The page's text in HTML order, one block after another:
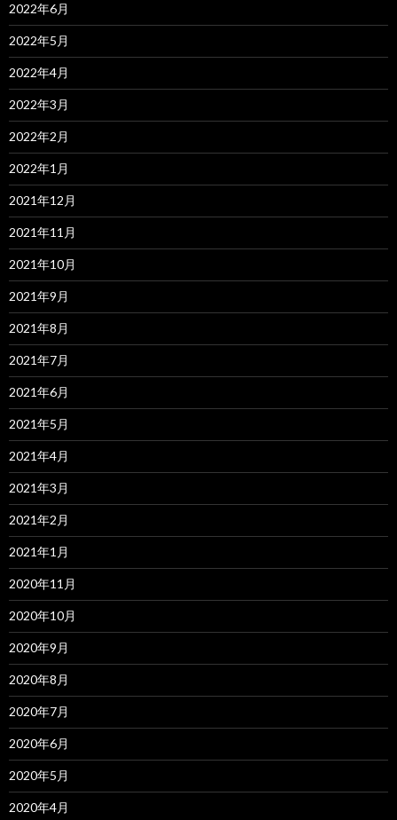
2022年6月
2022年5月
2022年4月
2022年3月
2022年2月
2022年1月
2021年12月
2021年11月
2021年10月
2021年9月
2021年8月
2021年7月
2021年6月
2021年5月
2021年4月
2021年3月
2021年2月
2021年1月
2020年11月
2020年10月
2020年9月
2020年8月
2020年7月
2020年6月
2020年5月
2020年4月